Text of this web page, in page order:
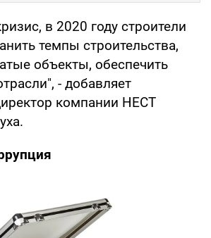
в 2020 году строители
темпы строительства,
объекты, обеспечить
- добавляет
компании НЕСТ